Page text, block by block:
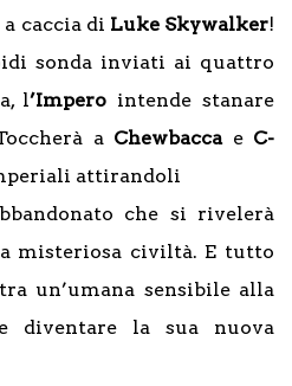
a caccia di Luke Skywalker!
sonda inviati ai quattro
l’Impero intende stanare
a Chewbacca e C-
attirandoli
che si rivelerà
misteriosa civiltà. E tutto
un’umana sensibile alla
diventare la sua nuova